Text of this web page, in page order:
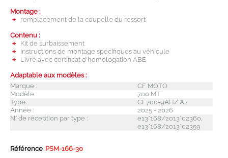
Montage :
remplacement de la coupelle du ressort
Contenu :
Kit de surbaissement
Instructions de montage spécifiques au véhicule
Livré avec certificat d'homologation ABE
Adaptable aux modèles :
Marque :
CF MOTO
Modèle :
700 MT
Type :
CF700-9AH/ A2
Année :
2025 - 2026
N° de réception par type :
e13*168/2013*02360,
e13*168/2013*02359
Référence PSM-166-30